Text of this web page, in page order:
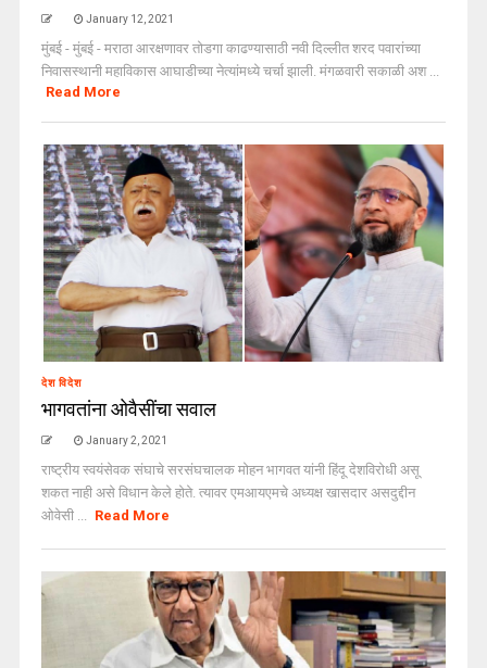
January 12, 2021
मुंबई - मुंबई - मराठा आरक्षणावर तोडगा काढण्यासाठी नवी दिल्लीत शरद पवारांच्या
निवासस्थानी महाविकास आघाडीच्या नेत्यांमध्ये चर्चा झाली. मंगळवारी सकाळी अश ...
Read More
देश विदेश
भागवतांना ओवैसींचा सवाल
January 2, 2021
राष्ट्रीय स्वयंसेवक संघाचे सरसंघचालक मोहन भागवत यांनी हिंदू देशविरोधी असू
शकत नाही असे विधान केले होते. त्यावर एमआयएमचे अध्यक्ष खासदार असदुद्दीन
ओवेसी ... Read More